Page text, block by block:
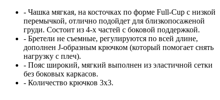
- Чашка мягкая, на косточках по форме Full-Cup с низкой
перемычкой, отлично подойдет для близкопосаженой
груди. Состоит из 4-х частей с боковой поддержкой.
- Бретели не съемные, регулируются по всей длине,
дополнен J-образным крючком (который помогает снять
нагрузку с плеч).
- Пояс широкий, мягкий выполнен из эластичной сетки
без боковых каркасов.
- Количество крючков 3х3.